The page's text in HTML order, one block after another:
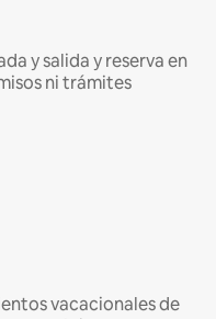
y salida y reserva en
ni trámites
vacacionales de